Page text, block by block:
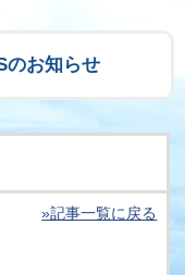
お知らせ
»記事一覧に戻る